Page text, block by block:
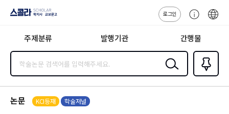
지사·교보문고
로그인
센
주제분류 발행기관 간행물
검색
즐겨찾
기0
논문 KCI등재 학술저널